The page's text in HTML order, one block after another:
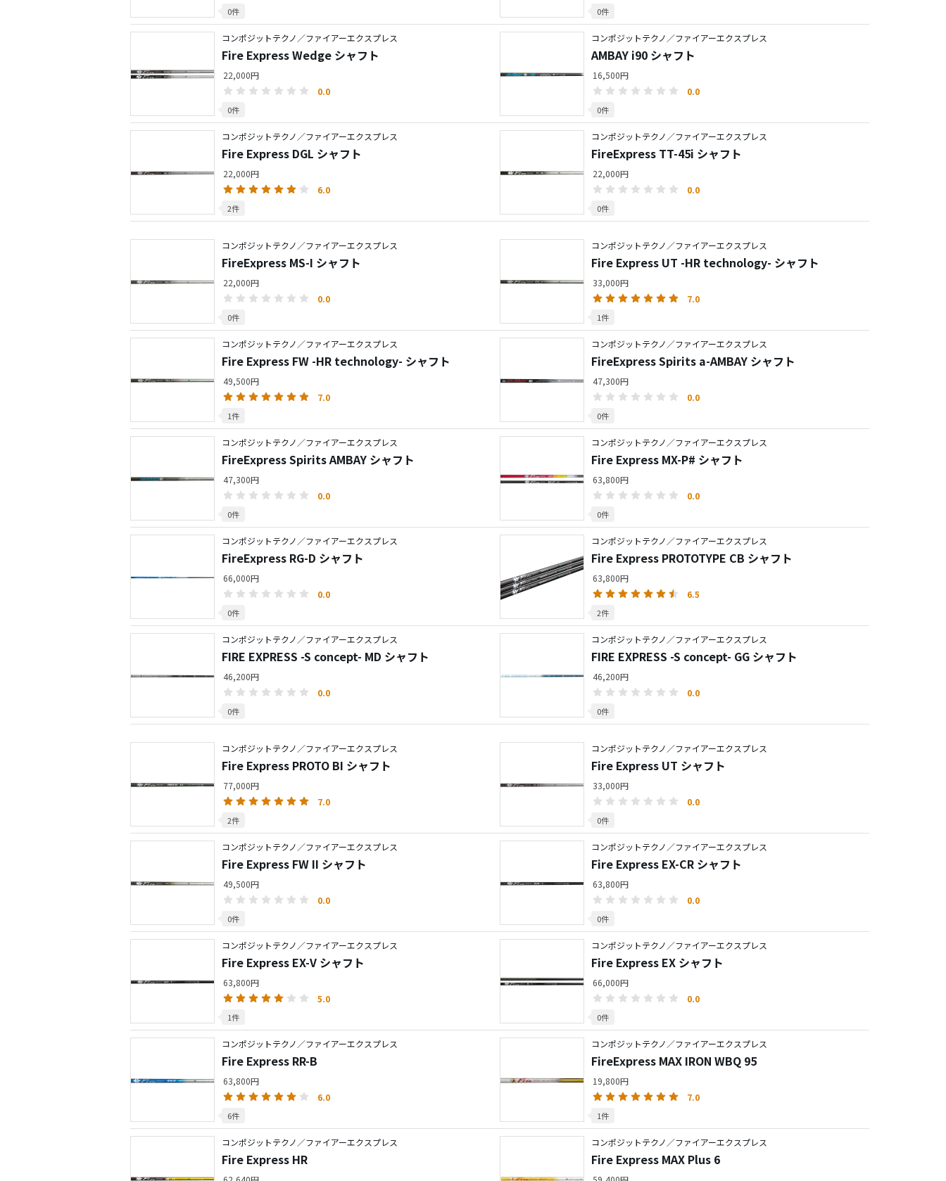
0件 0件
コンポジットテクノ／ファイアーエクスプレス
Fire Express Wedge シャフト
22,000円
0.0
0件
コンポジットテクノ／ファイアーエクスプレス
AMBAY i90 シャフト
16,500円
0.0
0件
コンポジットテクノ／ファイアーエクスプレス
Fire Express DGL シャフト
22,000円
6.0
2件
コンポジットテクノ／ファイアーエクスプレス
FireExpress TT-45i シャフト
22,000円
0.0
0件
コンポジットテクノ／ファイアーエクスプレス
FireExpress MS-I シャフト
22,000円
0.0
0件
コンポジットテクノ／ファイアーエクスプレス
Fire Express UT -HR technology- シャフト
33,000円
7.0
1件
コンポジットテクノ／ファイアーエクスプレス
Fire Express FW -HR technology- シャフト
49,500円
7.0
1件
コンポジットテクノ／ファイアーエクスプレス
FireExpress Spirits a-AMBAY シャフト
47,300円
0.0
0件
コンポジットテクノ／ファイアーエクスプレス
FireExpress Spirits AMBAY シャフト
47,300円
0.0
0件
コンポジットテクノ／ファイアーエクスプレス
Fire Express MX-P# シャフト
63,800円
0.0
0件
コンポジットテクノ／ファイアーエクスプレス
FireExpress RG-D シャフト
66,000円
0.0
0件
コンポジットテクノ／ファイアーエクスプレス
Fire Express PROTOTYPE CB シャフト
63,800円
6.5
2件
コンポジットテクノ／ファイアーエクスプレス
FIRE EXPRESS -S concept- MD シャフト
46,200円
0.0
0件
コンポジットテクノ／ファイアーエクスプレス
FIRE EXPRESS -S concept- GG シャフト
46,200円
0.0
0件
コンポジットテクノ／ファイアーエクスプレス
Fire Express PROTO BI シャフト
77,000円
7.0
2件
コンポジットテクノ／ファイアーエクスプレス
Fire Express UT シャフト
33,000円
0.0
0件
コンポジットテクノ／ファイアーエクスプレス
Fire Express FW II シャフト
49,500円
0.0
0件
コンポジットテクノ／ファイアーエクスプレス
Fire Express EX-CR シャフト
63,800円
0.0
0件
コンポジットテクノ／ファイアーエクスプレス
Fire Express EX-V シャフト
63,800円
5.0
1件
コンポジットテクノ／ファイアーエクスプレス
Fire Express EX シャフト
66,000円
0.0
0件
コンポジットテクノ／ファイアーエクスプレス
Fire Express RR-B
63,800円
6.0
6件
コンポジットテクノ／ファイアーエクスプレス
FireExpress MAX IRON WBQ 95
19,800円
7.0
1件
コンポジットテクノ／ファイアーエクスプレス
Fire Express HR
コンポジットテクノ／ファイアーエクスプレス
Fire Express MAX Plus 6